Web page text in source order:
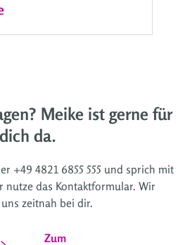
Meike ist gerne für
dich da.
+49 4821 6855 555 und sprich mit
nutze das Kontaktformular. Wir
zeitnah bei dir.
Zum